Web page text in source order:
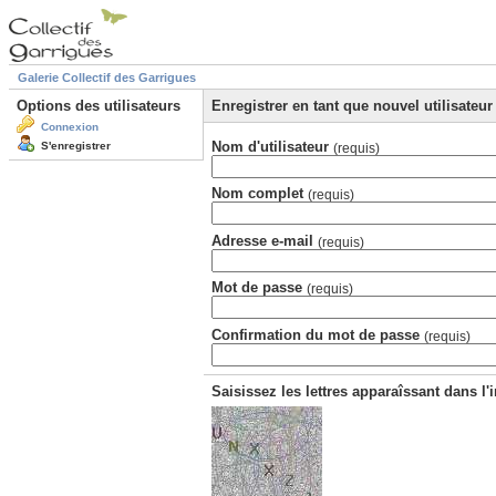
Galerie Collectif des Garrigues
Options des utilisateurs
Connexion
S'enregistrer
Enregistrer en tant que nouvel utilisateur
Nom d'utilisateur (requis)
Nom complet (requis)
Adresse e-mail (requis)
Mot de passe (requis)
Confirmation du mot de passe (requis)
Saisissez les lettres apparaîssant dans